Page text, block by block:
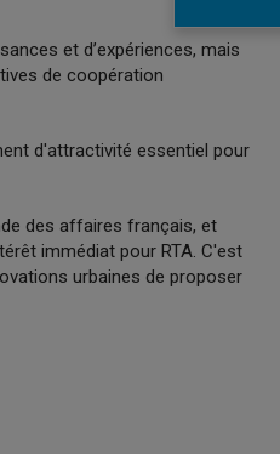
et d’expériences, mais
de coopération
d'attractivité essentiel pour
des affaires français, et
immédiat pour RTA. C'est
urbaines de proposer